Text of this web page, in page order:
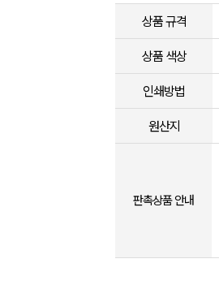
상품 규격
상품 색상
인쇄방법
원산지
판촉상품 안내